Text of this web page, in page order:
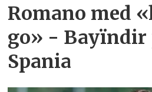
Romano med
go» - Bayïndir
Spania